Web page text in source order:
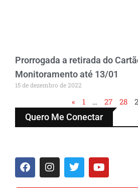
Prorrogada a retirada do
Monitoramento até 13/01
15 de dezembro de 2022
« 1 … 27 28
Quero Me Conectar